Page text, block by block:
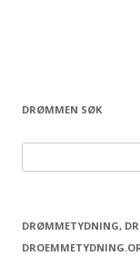
DRØMMEN SØK
e
r
c
DRØMMETYDNING,